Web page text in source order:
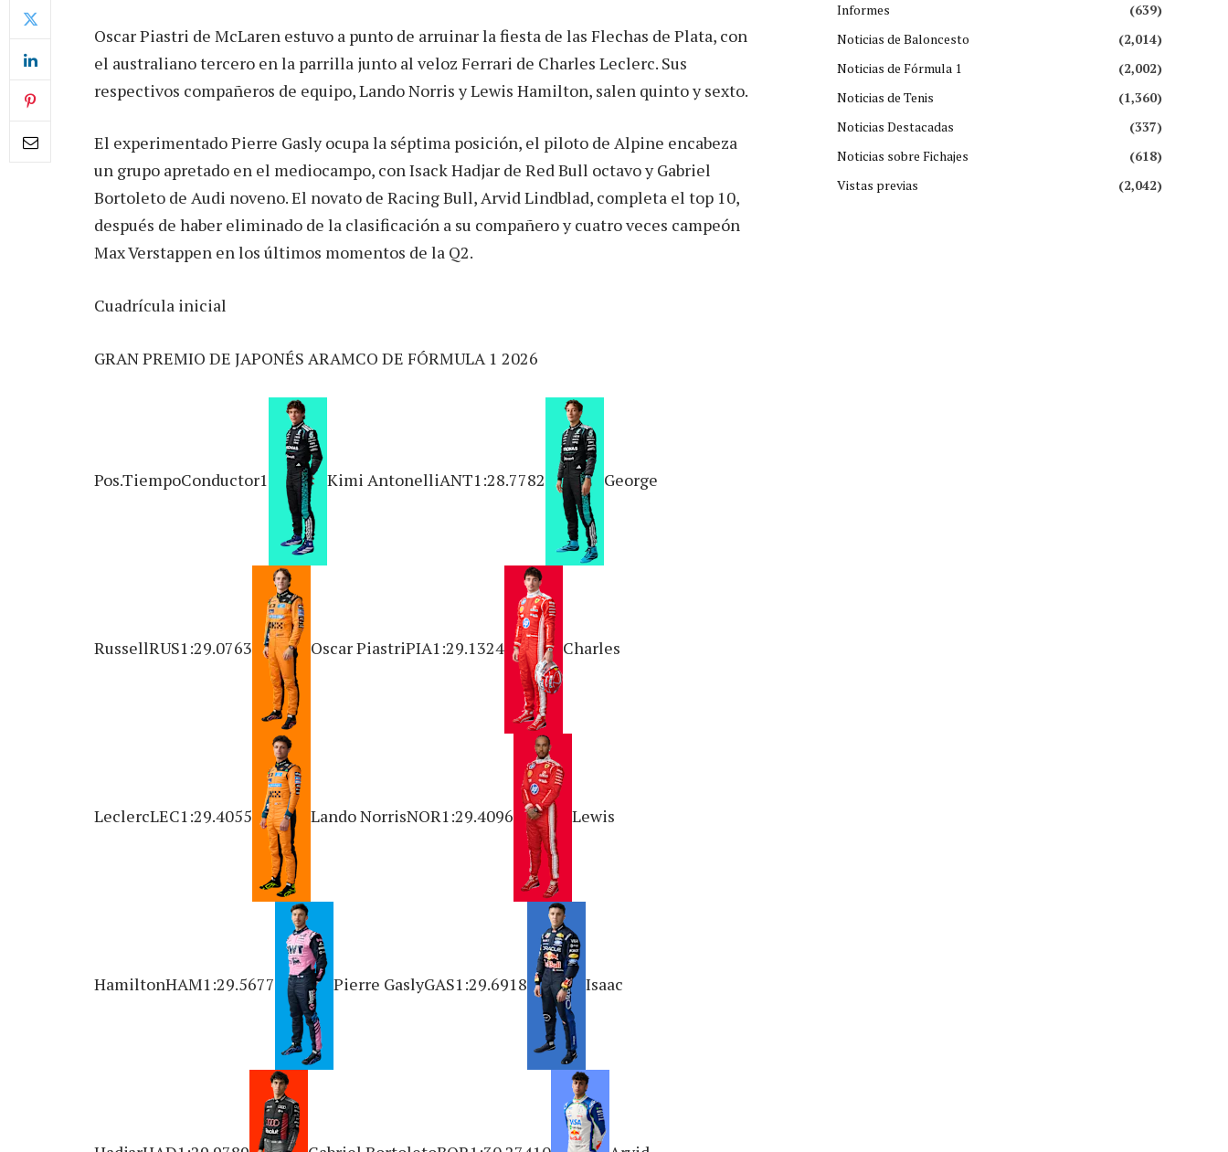
Oscar Piastri de McLaren estuvo a punto de arruinar la fiesta de las Flechas de Plata, con
el australiano tercero en la parrilla junto al veloz Ferrari de Charles Leclerc. Sus
respectivos compañeros de equipo, Lando Norris y Lewis Hamilton, salen quinto y sexto.
El experimentado Pierre Gasly ocupa la séptima posición, el piloto de Alpine encabeza
un grupo apretado en el mediocampo, con Isack Hadjar de Red Bull octavo y Gabriel
Bortoleto de Audi noveno. El novato de Racing Bull, Arvid Lindblad, completa el top 10,
después de haber eliminado de la clasificación a su compañero y cuatro veces campeón
Max Verstappen en los últimos momentos de la Q2.
Cuadrícula inicial
GRAN PREMIO DE JAPONÉS ARAMCO DE FÓRMULA 1 2026
Pos.TiempoConductor1 Kimi AntonelliANT1:28.7782 George
RussellRUS1:29.0763 Oscar PiastriPIA1:29.1324 Charles
LeclercLEC1:29.4055 Lando NorrisNOR1:29.4096 Lewis
HamiltonHAM1:29.5677 Pierre GaslyGAS1:29.6918 Isaac
Informes
(639)
Noticias de Baloncesto
(2,014)
Noticias de Fórmula 1
(2,002)
Noticias de Tenis
(1,360)
Noticias Destacadas
(337)
Noticias sobre Fichajes
(618)
Vistas previas
(2,042)